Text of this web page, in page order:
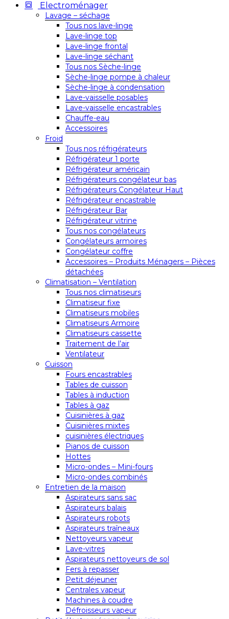
Electroménager
Lavage – séchage
Tous nos lave-linge
Lave-linge top
Lave-linge frontal
Lave-linge séchant
Tous nos Sèche-linge
Sèche-linge pompe à chaleur
Sèche-linge à condensation
Lave-vaisselle posables
Lave-vaisselle encastrables
Chauffe-eau
Accessoires
Froid
Tous nos réfrigérateurs
Réfrigérateur 1 porte
Réfrigérateur américain
Réfrigérateurs congélateur bas
Réfrigérateurs Congélateur Haut
Réfrigérateur encastrable
Réfrigérateur Bar
Réfrigérateur vitrine
Tous nos congélateurs
Congélateurs armoires
Congélateur coffre
Accessoires – Produits Ménagers – Pièces
détachées
Climatisation – Ventilation
Tous nos climatiseurs
Climatiseur fixe
Climatiseurs mobiles
Climatiseurs Armoire
Climatiseurs cassette
Traitement de l’air
Ventilateur
Cuisson
Fours encastrables
Tables de cuisson
Tables à induction
Tables à gaz
Cuisinières à gaz
Cuisinières mixtes
cuisinières électriques
Pianos de cuisson
Hottes
Micro-ondes – Mini-fours
Micro-ondes combinés
Entretien de la maison
Aspirateurs sans sac
Aspirateurs balais
Aspirateurs robots
Aspirateurs traîneaux
Nettoyeurs vapeur
Lave-vitres
Aspirateurs nettoyeurs de sol
Fers à repasser
Petit déjeuner
Centrales vapeur
Machines à coudre
Défroisseurs vapeur